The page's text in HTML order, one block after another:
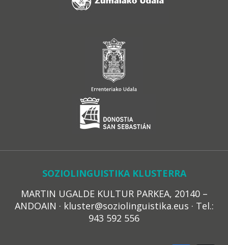
SOZIOLINGUISTIKA KLUSTERRA
MARTIN UGALDE KULTUR PARKEA, 20140 –
ANDOAIN · kluster@soziolinguistika.eus · Tel.:
943 592 556